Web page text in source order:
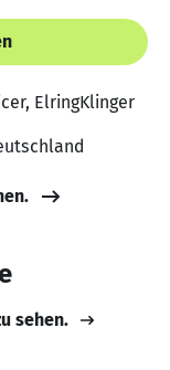
ElringKlinger
sehen.